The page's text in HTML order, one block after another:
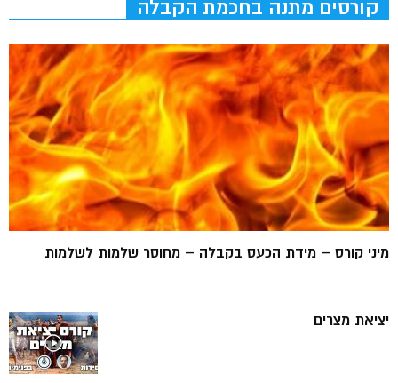
קורסים מתנה בחכמת הקבלה
מיני קורס – מידת הכעס בקבלה – מחוסר שלמות לשלמות
יציאת מצרים